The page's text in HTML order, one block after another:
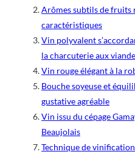
Arômes subtils de fruits
caractéristiques
Vin polyvalent
la charcuterie aux
Vin rouge élégant à la
Bouche soyeuse et
gustative agréable
Vin issu du cépage
Beaujolais
Technique de